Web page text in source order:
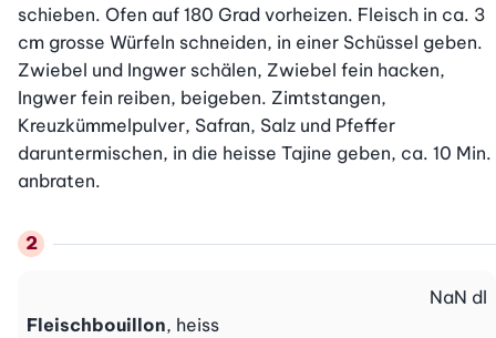
schieben. Ofen auf 180 Grad vorheizen. Fleisch in ca. 3
cm grosse Würfeln schneiden, in einer Schüssel geben.
Zwiebel und Ingwer schälen, Zwiebel fein hacken,
Ingwer fein reiben, beigeben. Zimtstangen,
Kreuzkümmelpulver, Safran, Salz und Pfeffer
daruntermischen, in die heisse Tajine geben, ca. 10 Min.
anbraten.
Fleischbouillon, heiss
NaN dl